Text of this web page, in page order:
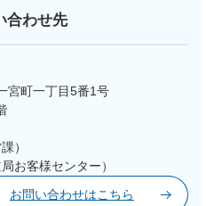
合わせ先
宮町一丁目5番1号
）
お客様センター）
お問い合わせはこちら